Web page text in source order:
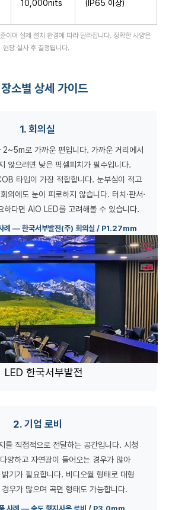
10,000nits
(IP65 이상)
이며 실제 설치 환경에 따라 달라집니다. 정확한 사양은
현장 실사 후 결정됩니다.
장소별 상세 가이드
1. 회의실
2~5m로 가까운 편입니다. 가까운 거리에서
않으려면 낮은 픽셀피치가 필수입니다.
타입이 가장 적합합니다. 눈부심이 적고
의에도 눈이 피로하지 않습니다. 터치·판서·
하다면 AIO LED를 고려해볼 수 있습니다.
례 — 한국서부발전(주) 회의실 / P1.27mm
LED 한국서부발전
2. 기업 로비
를 직접적으로 전달하는 공간입니다. 시청
양하고 자연광이 들어오는 경우가 많아
기가 필요합니다. 비디오월 형태로 대형
우가 많으며 곡면 형태도 가능합니다.